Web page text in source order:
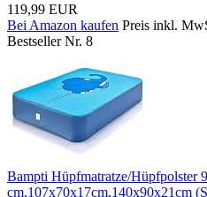
119,99 EUR
Bei Amazon kaufen Preis inkl.
Bestseller Nr. 8
Bampti Hüpfmatratze/Hüpfpolster
cm,107x70x17cm,140x90x21cm